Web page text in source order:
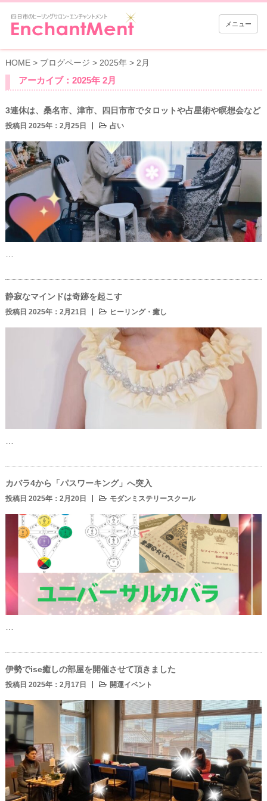
メニュー
HOME> ブログページ > 2025年> 2月
アーカイブ：2025年 2月
3連休は、桑名市、津市、四日市市でタロットや占星術や瞑想会など
投稿日 2025年：2月25日 占い
…
静寂なマインドは奇跡を起こす
投稿日 2025年：2月21日 ヒーリング・癒し
カバラ4から「パスワーキング」へ突入
投稿日 2025年：2月20日 モダンミステリースクール
…
伊勢でise癒しの部屋を開催させて頂きました
投稿日 2025年：2月17日 開運イベント